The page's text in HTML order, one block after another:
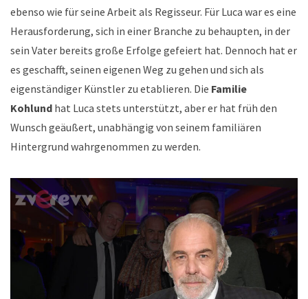
ebenso wie für seine Arbeit als Regisseur. Für Luca war es eine
Herausforderung, sich in einer Branche zu behaupten, in der
sein Vater bereits große Erfolge gefeiert hat. Dennoch hat er
es geschafft, seinen eigenen Weg zu gehen und sich als
eigenständiger Künstler zu etablieren. Die Familie
Kohlund hat Luca stets unterstützt, aber er hat früh den
Wunsch geäußert, unabhängig von seinem familiären
Hintergrund wahrgenommen zu werden.